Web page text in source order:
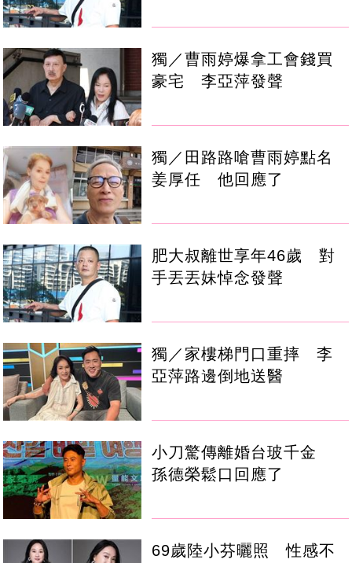
獨／曹雨婷爆拿工會錢買
豪宅 李亞萍發聲
獨／田路路嗆曹雨婷點名
姜厚任 他回應了
肥大叔離世享年46歲 對
手丟丟妹悼念發聲
獨／家樓梯門口重摔 李
亞萍路邊倒地送醫
小刀驚傳離婚台玻千金
孫德榮鬆口回應了
69歲陸小芬曬照 性感不